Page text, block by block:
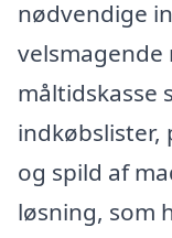
nødvendige
velsmagende
måltidskasse
og spild af
løsning, som